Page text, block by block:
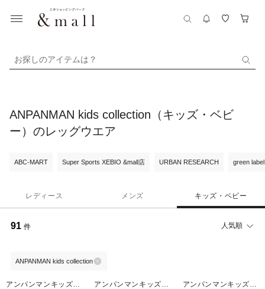
お探しのアイテムは？
ANPANMAN kids collection（キッズ・ベビ
ー）のレッグウエア
ABC-MART Super Sports XEBIO &mall店 URBAN RESEARCH green
レディース メンズ キッズ・ベビー
91 件 人気順
ANPANMAN kids collection
アンパンマンキッズコ
アンパンマンキッズコ
アンパンマンキッズコ